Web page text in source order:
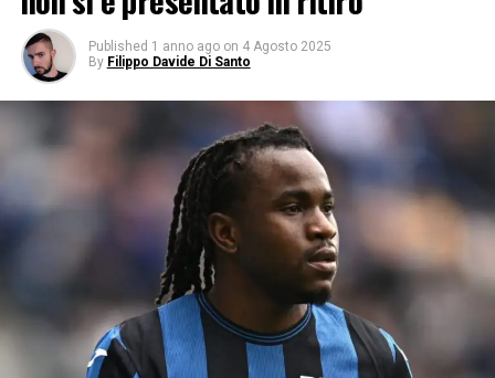
Published 1 anno ago on 4 Agosto 2025
By Filippo Davide Di Santo